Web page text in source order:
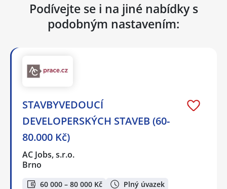
Podívejte se i na jiné nabídky s
podobným nastavením:
STAVBYVEDOUCÍ
DEVELOPERSKÝCH STAVEB (60-
80.000 Kč)
AC Jobs, s.r.o.
Brno
60 000 – 80 000 Kč Plný úvazek